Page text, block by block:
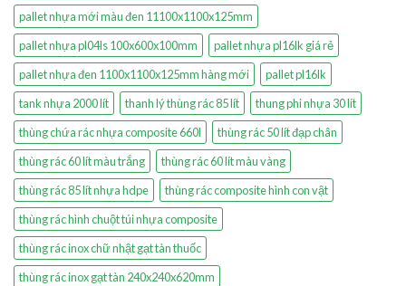
pallet nhựa mới màu đen 11100x1100x125mm
pallet nhựa pl04ls 100x600x100mm
pallet nhựa pl16lk giá rẻ
pallet nhựa đen 1100x1100x125mm hàng mới
pallet pl16lk
tank nhựa 2000 lít
thanh lý thùng rác 85 lít
thung phi nhựa 30 lít
thùng chứa rác nhựa composite 660l
thùng rác 50 lít đạp chân
thùng rác 60 lít màu trắng
thùng rác 60 lít màu vàng
thùng rác 85 lít nhựa hdpe
thùng rác composite hình con vật
thùng rác hình chuột túi nhựa composite
thùng rác inox chữ nhật gạt tàn thuốc
thùng rác inox gạt tàn 240x240x620mm